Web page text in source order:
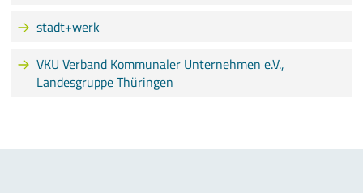
stadt+werk
VKU Verband Kommunaler Unternehmen e.V.,
Landesgruppe Thüringen